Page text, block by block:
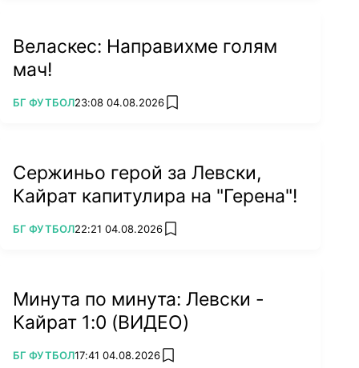
Веласкес: Направихме голям
мач!
ПОВЕЧЕ ОТ
БГ ФУТБОЛ23:08 04.08.2026 add favorites
Сержиньо герой за Левски,
Кайрат капитулира на "Герена"!
ПОВЕЧЕ ОТ
БГ ФУТБОЛ22:21 04.08.2026 add favorites
Минута по минута: Левски -
Кайрат 1:0 (ВИДЕО)
ПОВЕЧЕ ОТ
БГ ФУТБОЛ17:41 04.08.2026 add favorites